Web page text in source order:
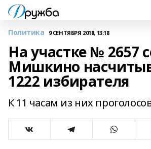
Политика 9 СЕНТЯБРЯ 2018, 13:18
На участке № 2657
Мишкино
1222 избирателя
К 11 часам из них